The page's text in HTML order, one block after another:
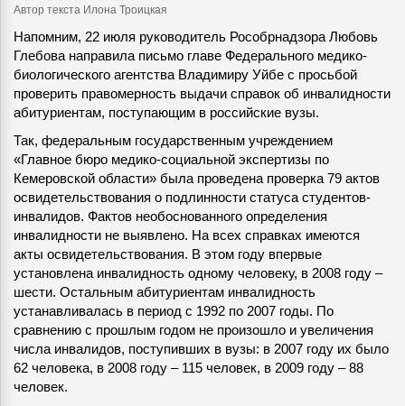
Автор текста Илона Троицкая
Напомним, 22 июля руководитель Рособрнадзора Любовь
Глебова направила письмо главе Федерального медико-
биологического агентства Владимиру Уйбе с просьбой
проверить правомерность выдачи справок об инвалидности
абитуриентам, поступающим в российские вузы.
Так, федеральным государственным учреждением
«Главное бюро медико-социальной экспертизы по
Кемеровской области» была проведена проверка 79 актов
освидетельствования о подлинности статуса студентов-
инвалидов. Фактов необоснованного определения
инвалидности не выявлено. На всех справках имеются
акты освидетельствования. В этом году впервые
установлена инвалидность одному человеку, в 2008 году –
шести. Остальным абитуриентам инвалидность
устанавливалась в период с 1992 по 2007 годы. По
сравнению с прошлым годом не произошло и увеличения
числа инвалидов, поступивших в вузы: в 2007 году их было
62 человека, в 2008 году – 115 человек, в 2009 году – 88
человек.